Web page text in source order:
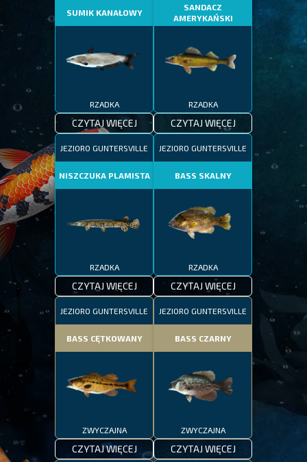
SUMIK KANAŁOWY
RZADKA
CZYTAJ WIĘCEJ
SANDACZ
AMERYKAŃSKI
RZADKA
CZYTAJ WIĘCEJ
JEZIORO GUNTERSVILLE
NISZCZUKA PLAMISTA
RZADKA
CZYTAJ WIĘCEJ
JEZIORO GUNTERSVILLE
BASS SKALNY
RZADKA
CZYTAJ WIĘCEJ
JEZIORO GUNTERSVILLE
BASS CĘTKOWANY
ZWYCZAJNA
CZYTAJ WIĘCEJ
JEZIORO GUNTERSVILLE
BASS CZARNY
ZWYCZAJNA
CZYTAJ WIĘCEJ